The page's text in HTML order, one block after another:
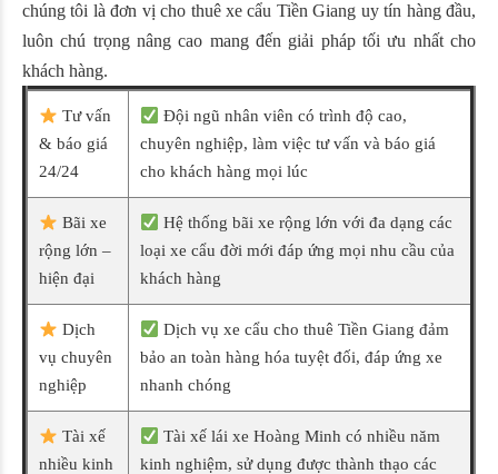
chúng tôi là đơn vị cho thuê xe cẩu Tiền Giang uy tín hàng đầu,
luôn chú trọng nâng cao mang đến giải pháp tối ưu nhất cho
khách hàng.
Tư vấn
& báo giá
24/24
Đội ngũ nhân viên có trình độ cao,
chuyên nghiệp, làm việc tư vấn và báo giá
cho khách hàng mọi lúc
Bãi xe
rộng lớn –
hiện đại
Hệ thống bãi xe rộng lớn với đa dạng các
loại xe cẩu đời mới đáp ứng mọi nhu cầu của
khách hàng
Dịch
vụ chuyên
nghiệp
Dịch vụ xe cẩu cho thuê Tiền Giang đảm
bảo an toàn hàng hóa tuyệt đối, đáp ứng xe
nhanh chóng
Tài xế
nhiều kinh
Tài xế lái xe Hoàng Minh có nhiều năm
kinh nghiệm, sử dụng được thành thạo các